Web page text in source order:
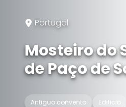
Portugal
Mosteiro do
de Paço de
Antiguo convento Edificio